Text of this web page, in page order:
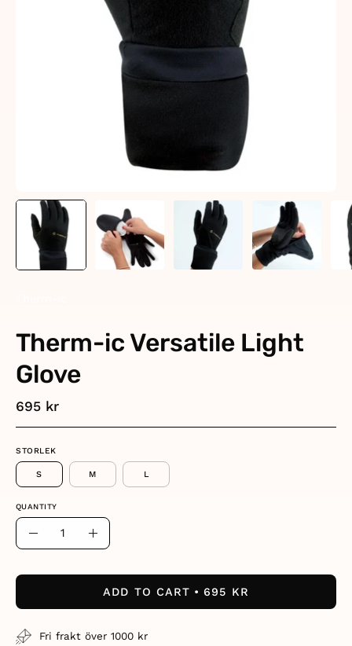
Therm-ic Versatile Light
Glove
695 kr
STORLEK
S M L
QUANTITY
Quantity
Increase
ADD TO CART 695 KR
Fri frakt över 1000 kr